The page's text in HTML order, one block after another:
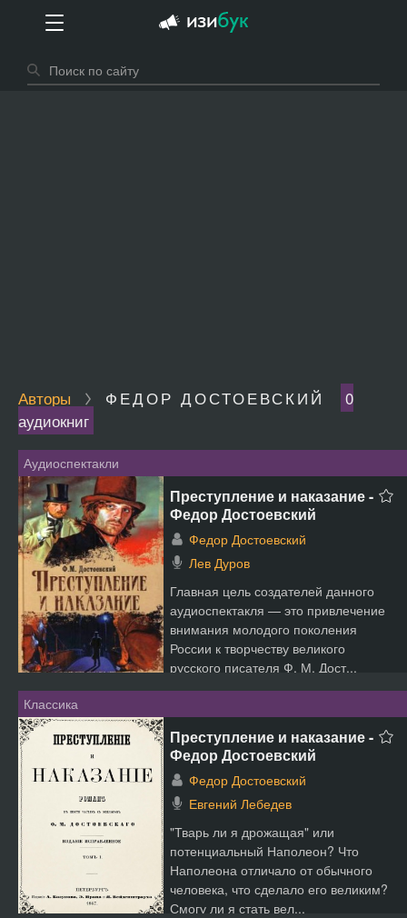
Авторы ФЕДОР ДОСТОЕВСКИЙ
0
аудиокниг
Аудиоспектакли
Преступление и наказание -
Федор Достоевский
Федор Достоевский
Лев Дуров
Главная цель создателей данного
аудиоспектакля — это привлечение
внимания молодого поколения
России к творчеству великого
русского писателя Ф. М. Дост...
Классика
Преступление и наказание -
Федор Достоевский
Федор Достоевский
Евгений Лебедев
"Тварь ли я дрожащая" или
потенциальный Наполеон? Что
Наполеона отличало от обычного
человека, что сделало его великим?
Смогу ли я стать вел...